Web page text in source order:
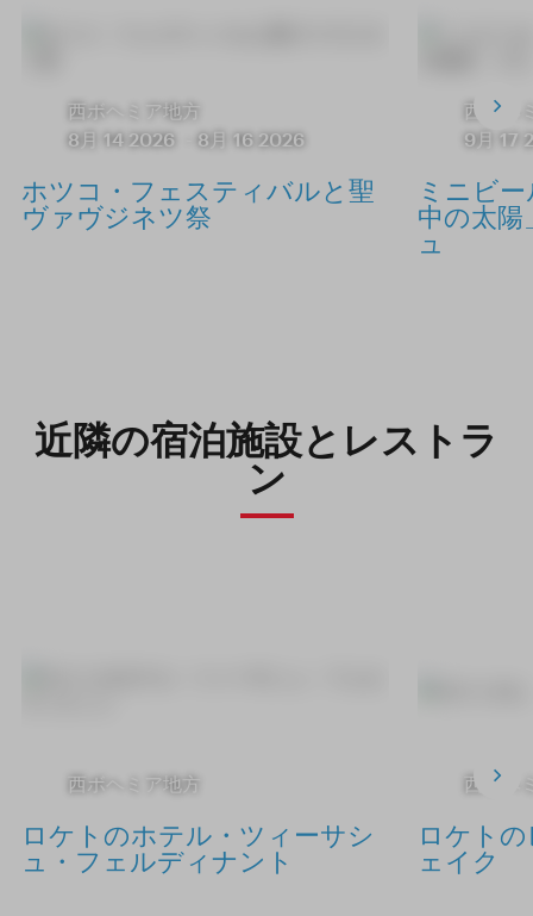
西ボヘミア地方
8月 14 2026
8月 16 2026
ホツコ・フェスティバルと聖
ヴァヴジネツ祭
西ボヘ
9月 17
ミニビ
中の太
ュ
近隣の宿泊施設とレストラ
ン
西ボヘミア地方
ロケトのホテル・ツィーサシ
ュ・フェルディナント
西ボヘ
ロケト
ェイク